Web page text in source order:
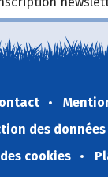
des données
cookies